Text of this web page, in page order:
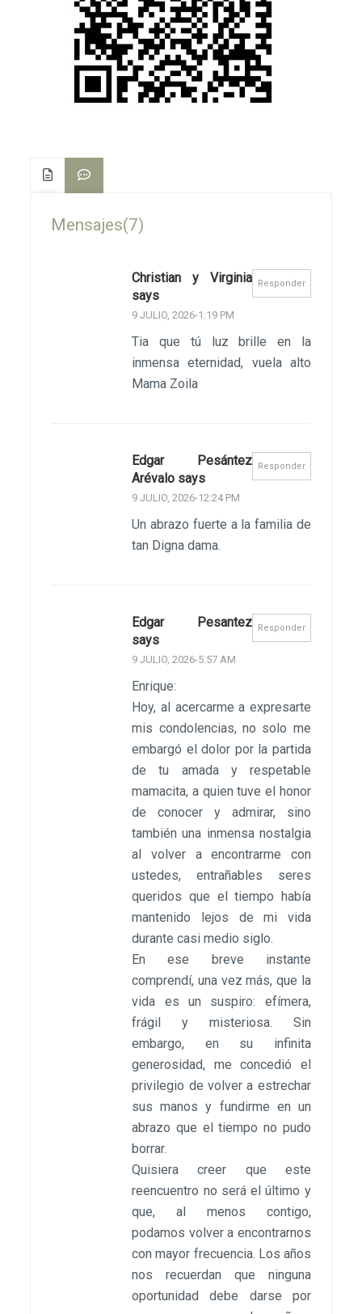
Mensajes(7)
Responder
Christian y Virginia
says
9 JULIO, 2026-1:19 PM
Tia que tú luz brille en la
inmensa eternidad, vuela alto
Mama Zoila
Responder
Edgar Pesántez
Arévalo says
9 JULIO, 2026-12:24 PM
Un abrazo fuerte a la familia de
tan Digna dama.
Responder
Edgar Pesantez
says
9 JULIO, 2026-5:57 AM
Enrique:
Hoy, al acercarme a expresarte
mis condolencias, no solo me
embargó el dolor por la partida
de tu amada y respetable
mamacita, a quien tuve el honor
de conocer y admirar, sino
también una inmensa nostalgia
al volver a encontrarme con
ustedes, entrañables seres
queridos que el tiempo había
mantenido lejos de mi vida
durante casi medio siglo.
En ese breve instante
comprendí, una vez más, que la
vida es un suspiro: efímera,
frágil y misteriosa. Sin
embargo, en su infinita
generosidad, me concedió el
privilegio de volver a estrechar
sus manos y fundirme en un
abrazo que el tiempo no pudo
borrar.
Quisiera creer que este
reencuentro no será el último y
que, al menos contigo,
podamos volver a encontrarnos
con mayor frecuencia. Los años
nos recuerdan que ninguna
oportunidad debe darse por